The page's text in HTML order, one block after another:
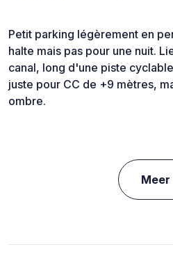
Petit parking légèrement en
halte mais pas pour une nuit.
canal, long d'une piste
juste pour CC de +9 mètres,
ombre.
Meer